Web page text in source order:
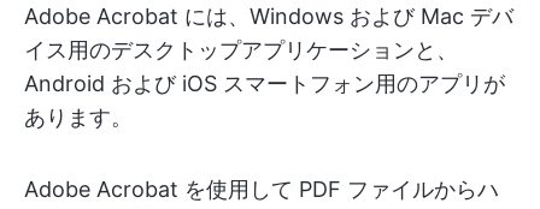
Adobe Acrobat には、Windows および Mac デバ
イス用のデスクトップアプリケーションと、
Android および iOS スマートフォン用のアプリが
あります。
Adobe Acrobat を使用して PDF ファイルからハ